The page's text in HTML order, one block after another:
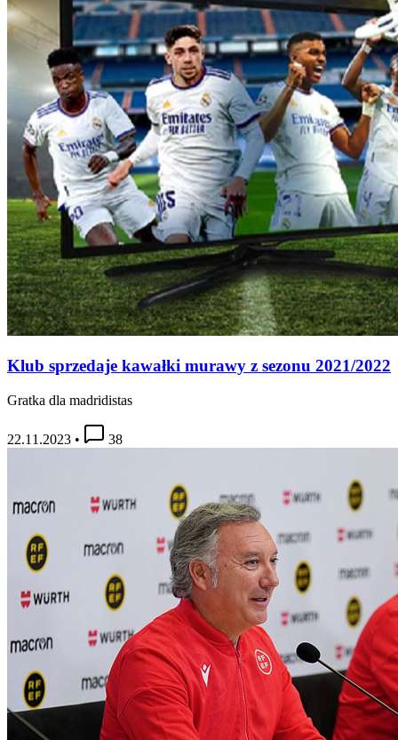
Klub sprzedaje kawałki murawy z sezonu 2021/2022
Gratka dla madridistas
22.11.2023 • 38